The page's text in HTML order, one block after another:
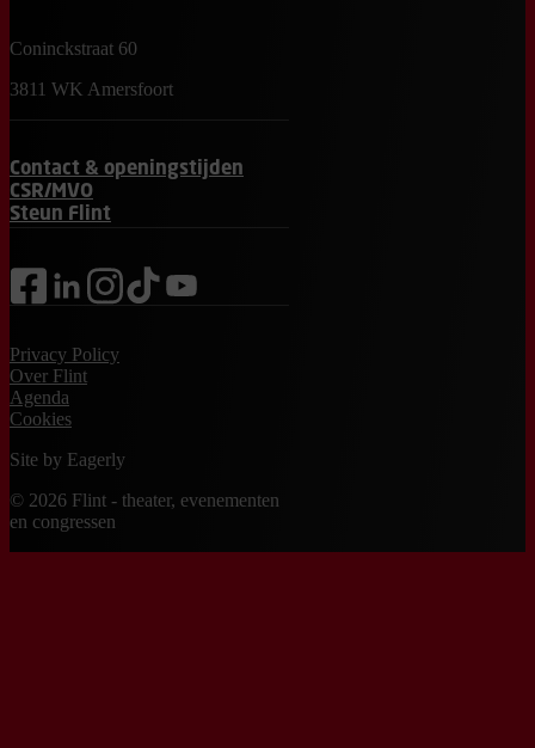
Coninckstraat 60
3811 WK Amersfoort
Contact & openingstijden
CSR/MVO
Steun Flint
facebooklinkedininstagram
tiktok youtube
Privacy Policy
Over Flint
Agenda
Cookies
Site by Eagerly
© 2026 Flint - theater, evenementen
en congressen